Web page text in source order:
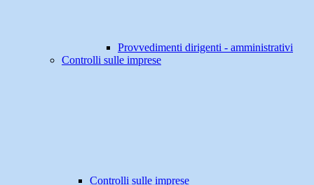
Provvedimenti dirigenti - amministrativi
Controlli sulle imprese
Controlli sulle imprese